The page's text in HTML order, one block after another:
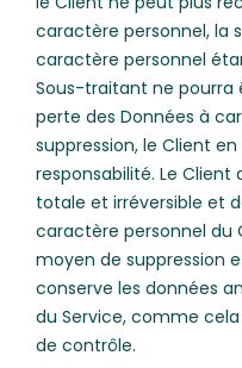
caractère personnel, la
caractère personnel
Sous-traitant ne pourra
perte des Données à
suppression, le Client
responsabilité. Le
totale et irréversible et
caractère personnel du
moyen de suppression
conserve les données
du Service, comme
de contrôle.